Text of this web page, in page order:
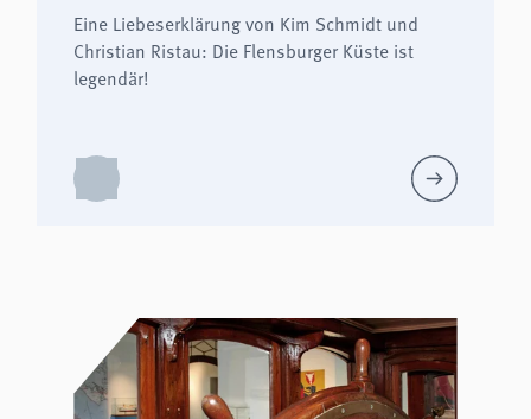
Eine Liebeserklärung von Kim Schmidt und
Christian Ristau: Die Flensburger Küste ist
legendär!